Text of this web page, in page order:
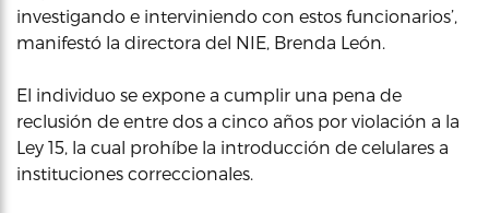
investigando e interviniendo con estos funcionarios’,
manifestó la directora del NIE, Brenda León.
El individuo se expone a cumplir una pena de
reclusión de entre dos a cinco años por violación a la
Ley 15, la cual prohíbe la introducción de celulares a
instituciones correccionales.